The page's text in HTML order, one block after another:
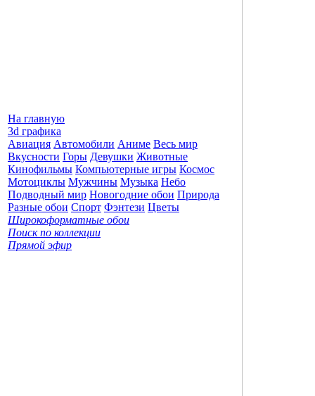
На главную
3d графика
Авиация Автомобили Аниме Весь мир
Вкусности Горы Девушки Животные
Кинофильмы Компьютерные игры Космос
Мотоциклы Мужчины Музыка Небо
Подводный мир Новогодние обои Природа
Разные обои Спорт Фэнтези Цветы
Широкоформатные обои
Поиск по коллекции
Прямой эфир